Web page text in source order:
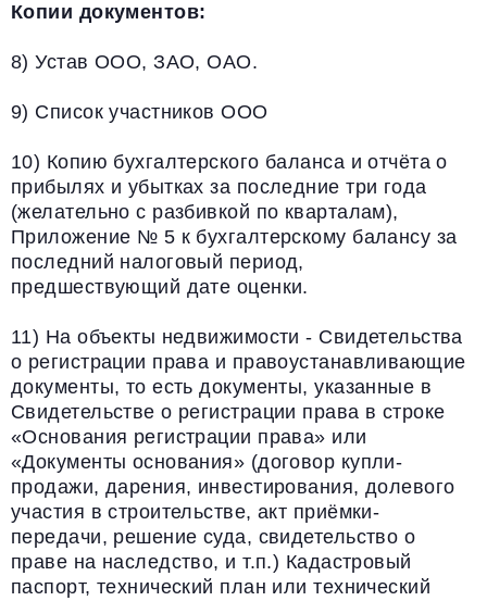
Копии документов:
8) Устав ООО, ЗАО, ОАО.
9) Список участников ООО
10) Копию бухгалтерского баланса и отчёта о
прибылях и убытках за последние три года
(желательно с разбивкой по кварталам),
Приложение № 5 к бухгалтерскому балансу за
последний налоговый период,
предшествующий дате оценки.
11) На объекты недвижимости - Свидетельства
о регистрации права и правоустанавливающие
документы, то есть документы, указанные в
Свидетельстве о регистрации права в строке
«Основания регистрации права» или
«Документы основания» (договор купли-
продажи, дарения, инвестирования, долевого
участия в строительстве, акт приёмки-
передачи, решение суда, свидетельство о
праве на наследство, и т.п.) Кадастровый
паспорт, технический план или технический